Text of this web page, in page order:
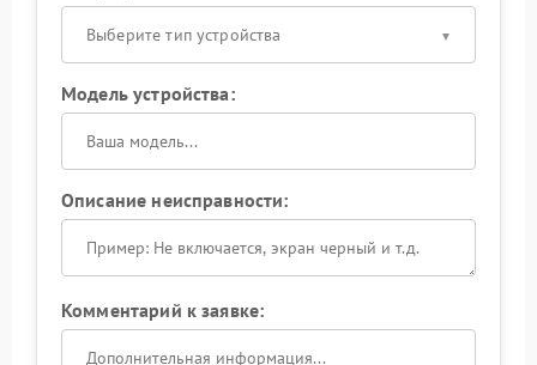
Выберите тип устройства
Модель устройства:
Описание неисправности:
Комментарий к заявке: